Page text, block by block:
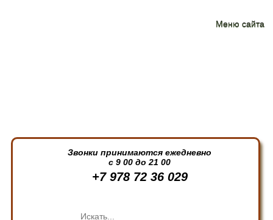
Меню сайта
Звонки принимаются ежедневно
с 9 00 до 21 00
+7 978 72 36 029